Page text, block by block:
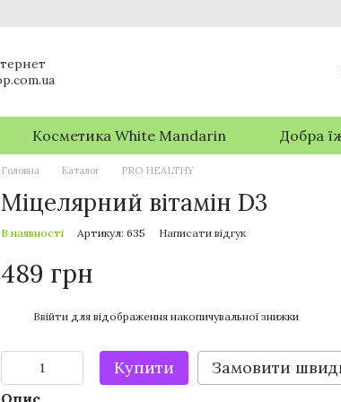
Косметика White Mandarin Добра
Головна Каталог PRO HEALTHY
Міцелярний вітамін D3
В наявності Артикул: 635 Написати відгук
489 грн
Ввійти для відображення накопичувальної знижки
Купити Замовити
Опис